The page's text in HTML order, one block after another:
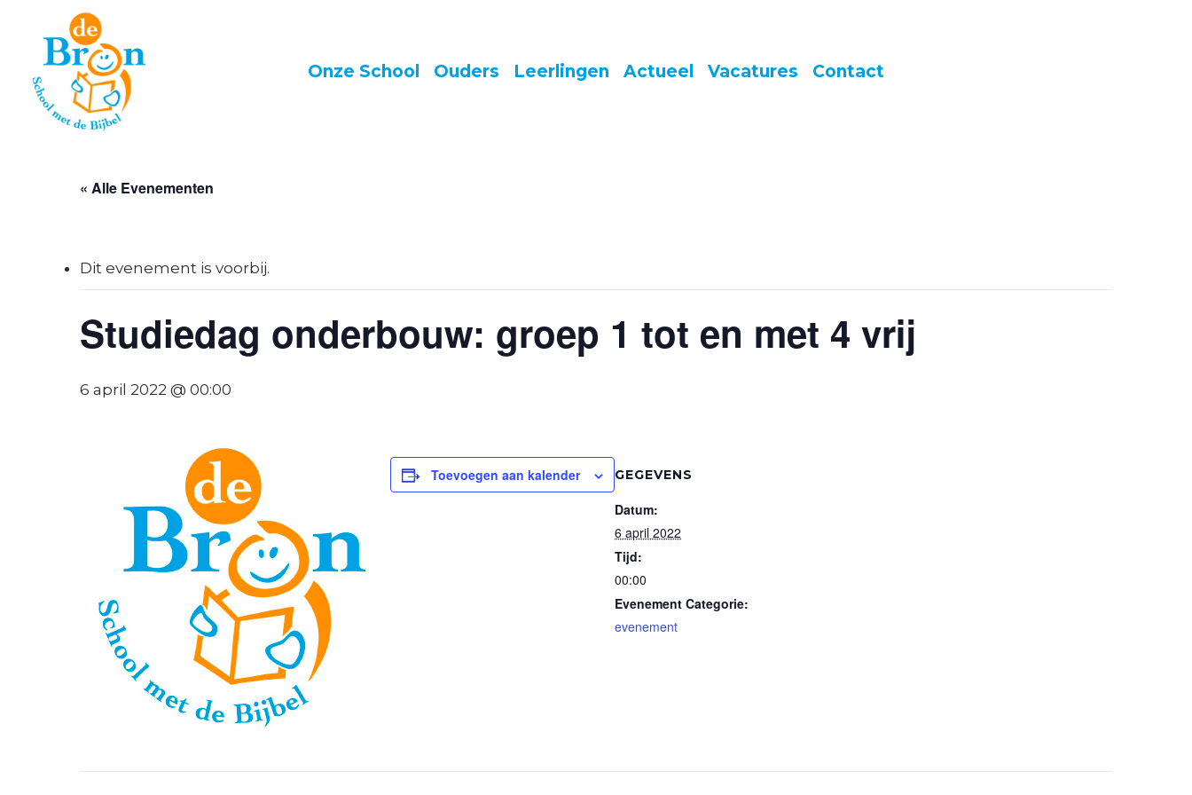
content
Onze School Ouders Leerlingen Actueel Vacatures Contact
« Alle Evenementen
Dit evenement is voorbij.
Studiedag onderbouw: groep 1 tot en met 4 vrij
6 april 2022 @ 00:00
Toevoegen aan kalender GEGEVENS
Datum:
6 april 2022
Tijd:
00:00
Evenement Categorie:
evenement